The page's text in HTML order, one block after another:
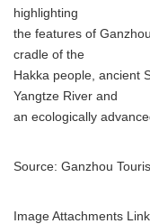
highlighting
the features of
cradle of the
Hakka people, ancient
Yangtze River and
an ecologically
Source: Ganzhou
Image Attachments